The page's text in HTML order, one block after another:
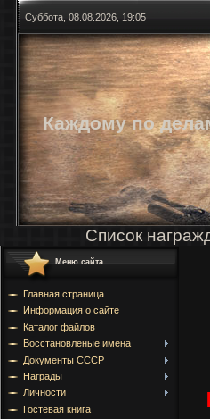
Суббота, 08.08.2026, 19:05
Каждому по
Список
Меню сайта
Главная страница
Информация о сайте
Каталог файлов
Восстановленые имена
Документы СССР
Награды
Личности
Гостевая книга